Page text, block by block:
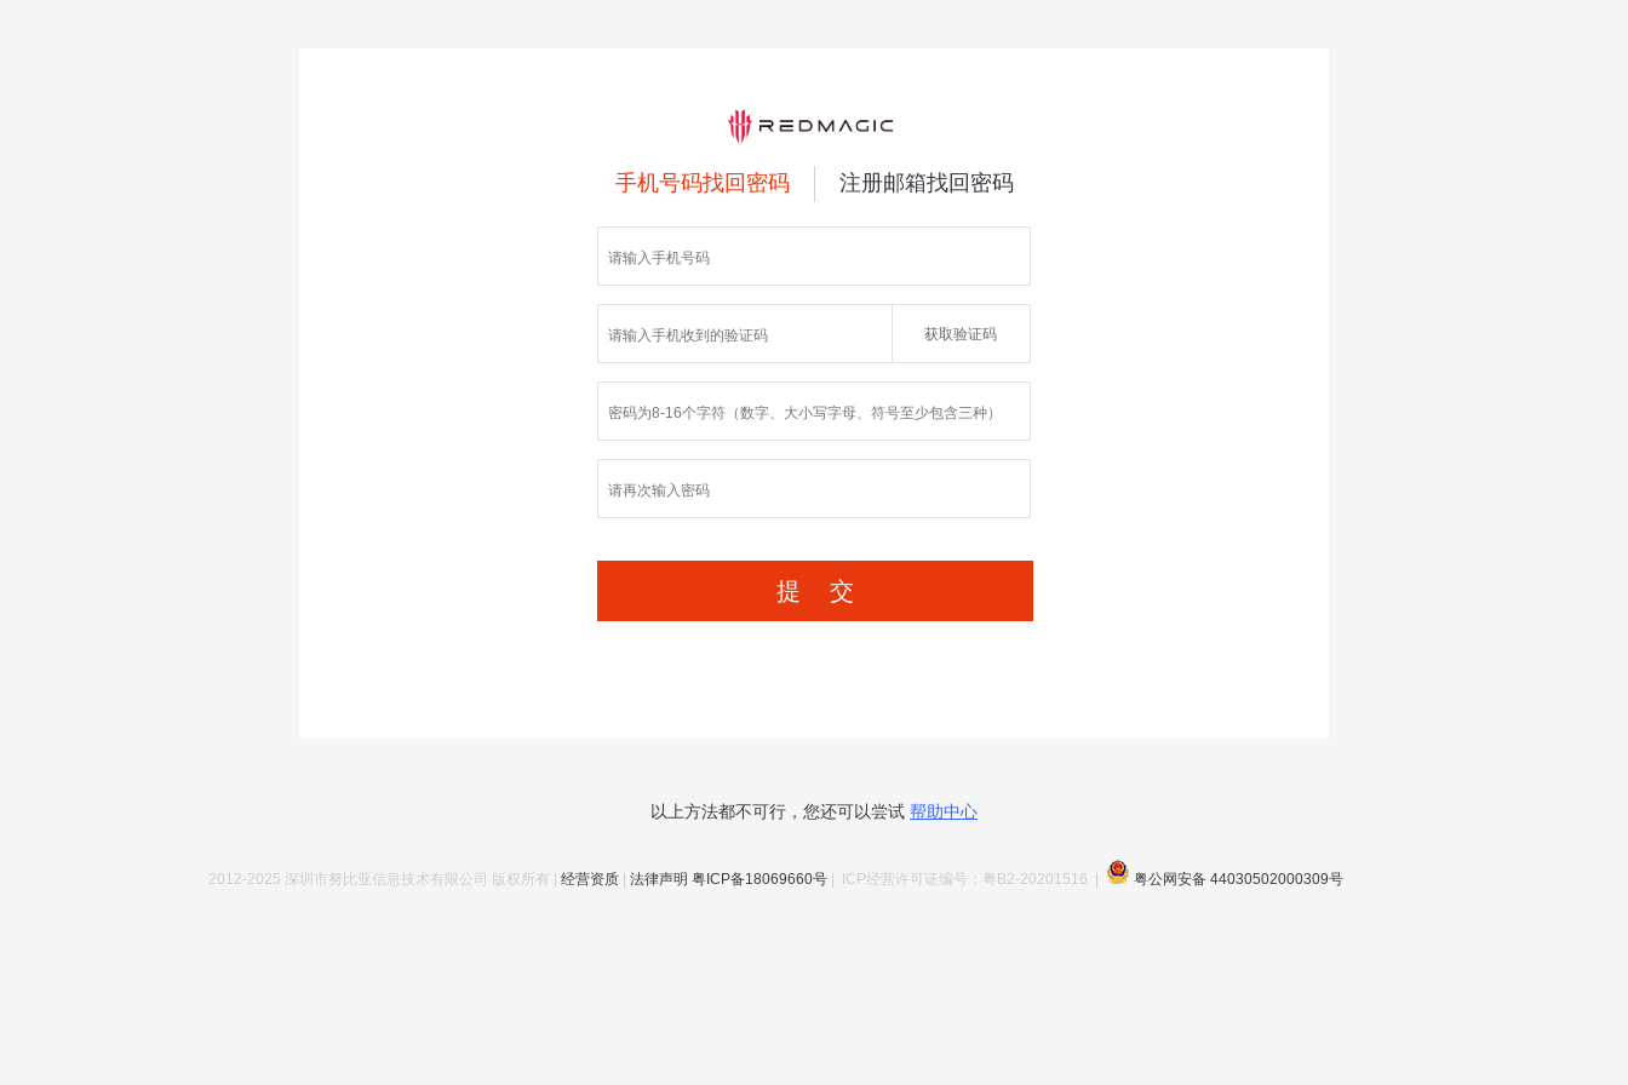
手机号码找回密码 注册邮箱找回密码
以上方法都不可行，您还可以尝试 帮助中心
2012-2025 深圳市努比亚信息技术有限公司 版权所有 | 经营资质 法律声明 粤ICP备18069660号 | ICP经营许可证编号：粤B2-20201516 | 粤公网安备 44030502000309号